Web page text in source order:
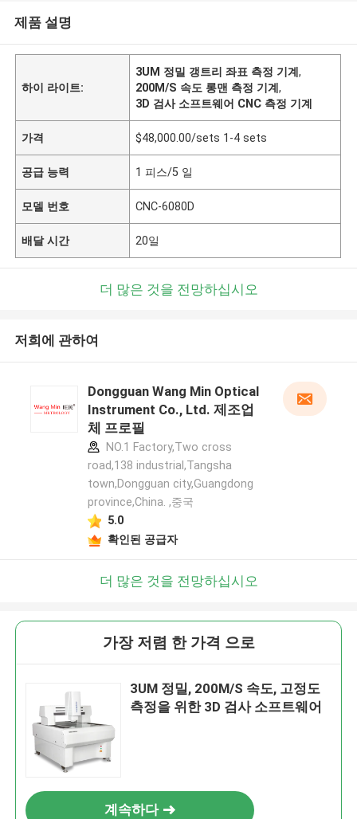
제품 설명
하이 라이트:
3UM 정밀 갱트리 좌표 측정 기계,
200M/S 속도 롱맨 측정 기계,
3D 검사 소프트웨어 CNC 측정 기계
가격 $48,000.00/sets 1-4 sets
공급 능력 1 피스/5 일
모델 번호 CNC-6080D
배달 시간 20일
더 많은 것을 전망하십시오
저희에 관하여
Dongguan Wang Min Optical
Instrument Co., Ltd. 제조업
체 프로필
NO.1 Factory,Two cross
road,138 industrial,Tangsha
town,Dongguan city,Guangdong
province,China. ,중국
5.0
확인된 공급자
더 많은 것을 전망하십시오
가장 저렴 한 가격 으로
3UM 정밀, 200M/S 속도, 고정도
측정을 위한 3D 검사 소프트웨어
계속하다